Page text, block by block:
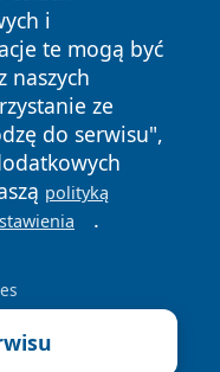
i
te mogą być
naszych
ze
do serwisu",
polityką
.
prawa
Polityka
Cookies